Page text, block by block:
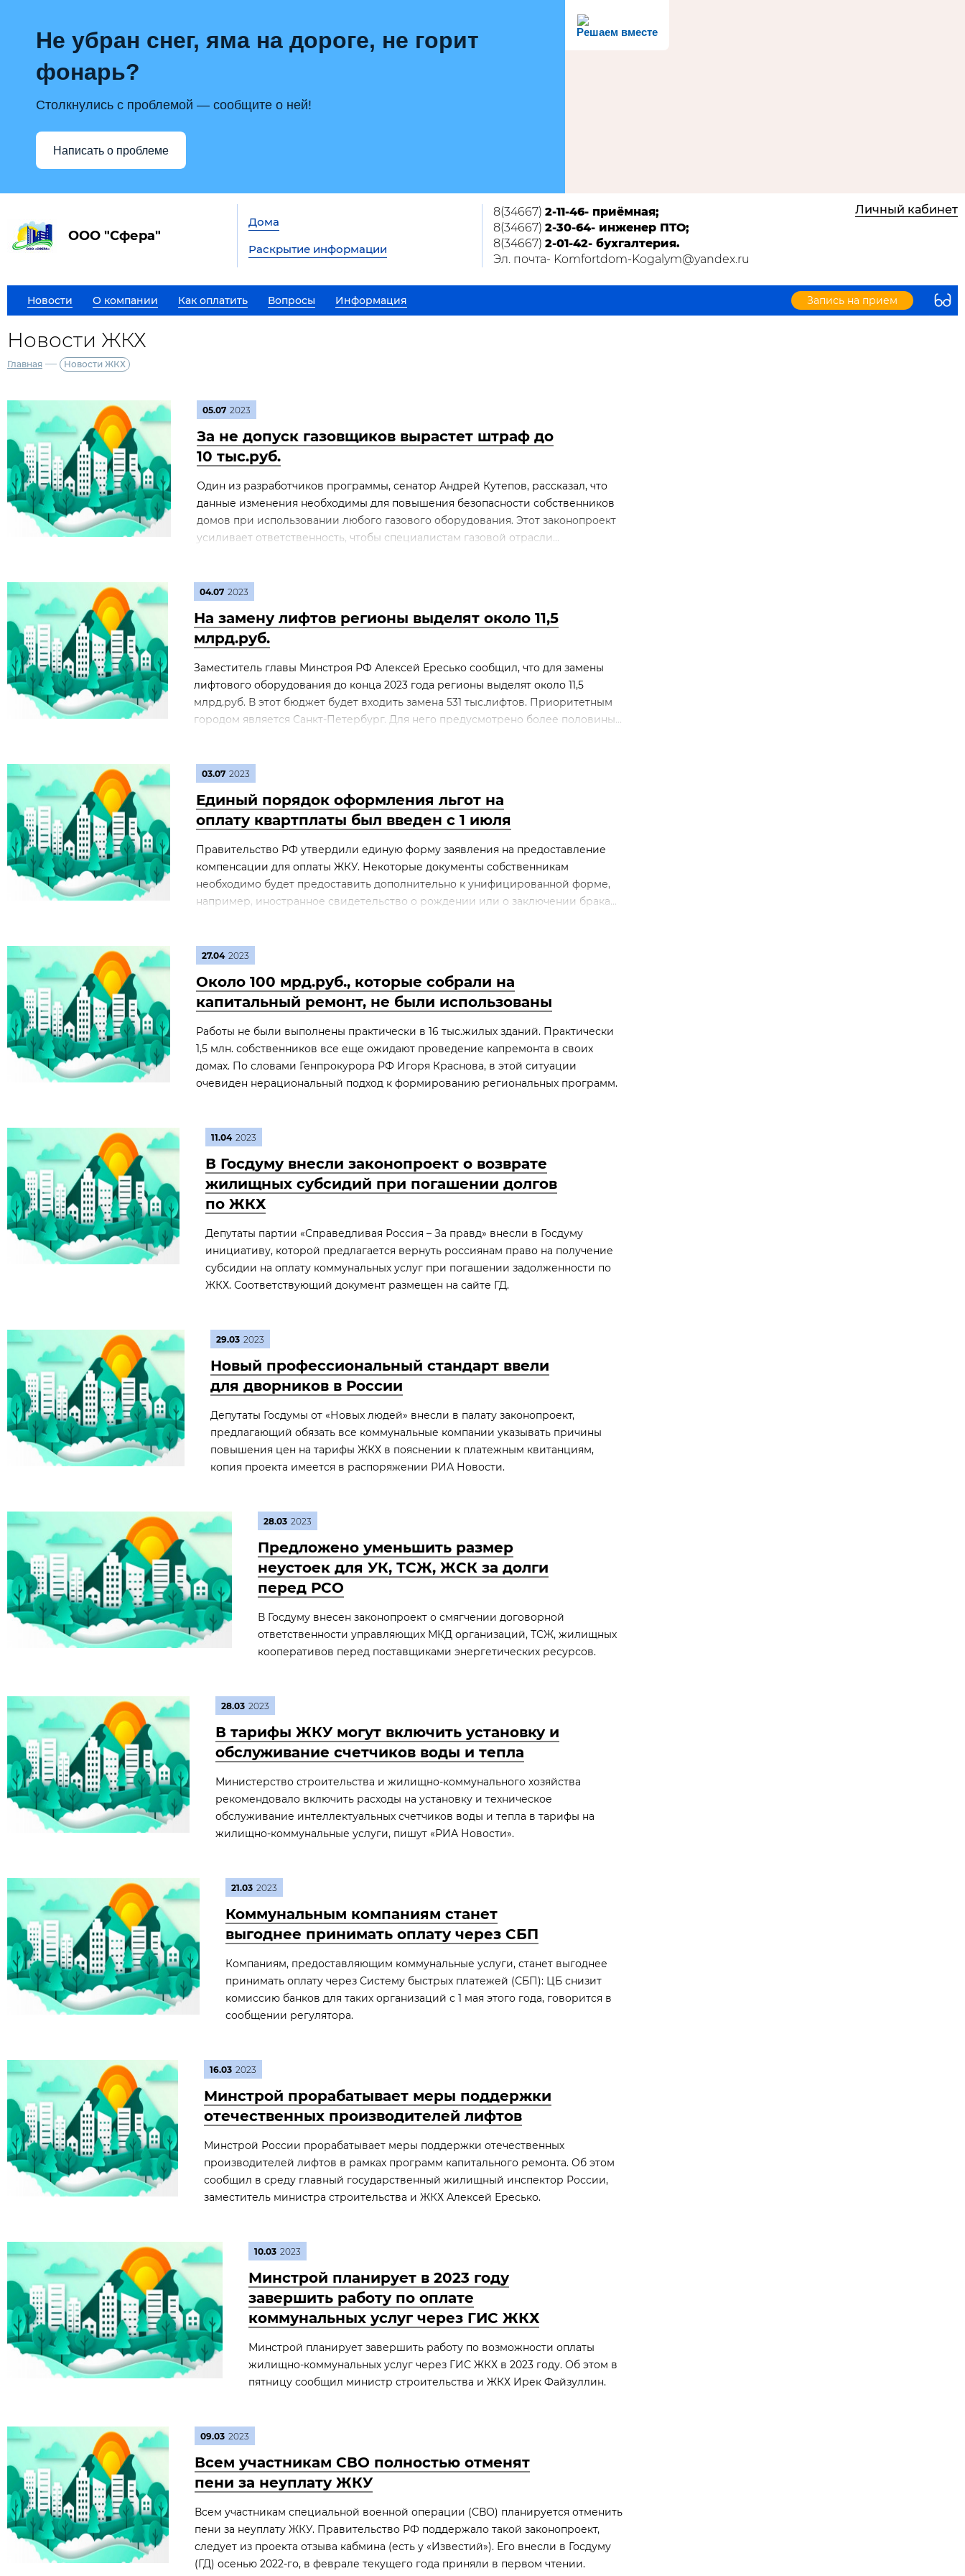
Решаем вместе
Не убран снег, яма на дороге, не горит
фонарь?
Столкнулись с проблемой — сообщите о ней!
Написать о проблеме
ООО "Сфера"
Дома
Раскрытие информации
8(34667) 2-11-46- приёмная;
8(34667) 2-30-64- инженер ПТО;
8(34667) 2-01-42- бухгалтерия.
Эл. почта- Komfortdom-Kogalym@yandex.ru
Личный кабинет
Новости О компании Как оплатить Вопросы Информация Запись на прием
Новости ЖКХ
Главная — Новости ЖКХ
05.07 2023
За не допуск газовщиков вырастет штраф до
10 тыс.руб.
Один из разработчиков программы, сенатор Андрей Кутепов, рассказал, что
данные изменения необходимы для повышения безопасности собственников
домов при использовании любого газового оборудования. Этот законопроект
усиливает ответственность, чтобы специалистам газовой отрасли...
04.07 2023
На замену лифтов регионы выделят около 11,5
млрд.руб.
Заместитель главы Минстроя РФ Алексей Ересько сообщил, что для замены
лифтового оборудования до конца 2023 года регионы выделят около 11,5
млрд.руб. В этот бюджет будет входить замена 531 тыс.лифтов. Приоритетным
городом является Санкт-Петербург. Для него предусмотрено более половины...
03.07 2023
Единый порядок оформления льгот на
оплату квартплаты был введен с 1 июля
Правительство РФ утвердили единую форму заявления на предоставление
компенсации для оплаты ЖКУ. Некоторые документы собственникам
необходимо будет предоставить дополнительно к унифицированной форме,
например, иностранное свидетельство о рождении или о заключении брака...
27.04 2023
Около 100 мрд.руб., которые собрали на
капитальный ремонт, не были использованы
Работы не были выполнены практически в 16 тыс.жилых зданий. Практически
1,5 млн. собственников все еще ожидают проведение капремонта в своих
домах. По словами Генпрокурора РФ Игоря Краснова, в этой ситуации
очевиден нерациональный подход к формированию региональных программ.
11.04 2023
В Госдуму внесли законопроект о возврате
жилищных субсидий при погашении долгов
по ЖКХ
Депутаты партии «Справедливая Россия – За правд» внесли в Госдуму
инициативу, которой предлагается вернуть россиянам право на получение
субсидии на оплату коммунальных услуг при погашении задолженности по
ЖКХ. Соответствующий документ размещен на сайте ГД.
29.03 2023
Новый профессиональный стандарт ввели
для дворников в России
Депутаты Госдумы от «Новых людей» внесли в палату законопроект,
предлагающий обязать все коммунальные компании указывать причины
повышения цен на тарифы ЖКХ в пояснении к платежным квитанциям,
копия проекта имеется в распоряжении РИА Новости.
28.03 2023
Предложено уменьшить размер
неустоек для УК, ТСЖ, ЖСК за долги
перед РСО
В Госдуму внесен законопроект о смягчении договорной
ответственности управляющих МКД организаций, ТСЖ, жилищных
кооперативов перед поставщиками энергетических ресурсов.
28.03 2023
В тарифы ЖКУ могут включить установку и
обслуживание счетчиков воды и тепла
Министерство строительства и жилищно-коммунального хозяйства
рекомендовало включить расходы на установку и техническое
обслуживание интеллектуальных счетчиков воды и тепла в тарифы на
жилищно-коммунальные услуги, пишут «РИА Новости».
21.03 2023
Коммунальным компаниям станет
выгоднее принимать оплату через СБП
Компаниям, предоставляющим коммунальные услуги, станет выгоднее
принимать оплату через Систему быстрых платежей (СБП): ЦБ снизит
комиссию банков для таких организаций с 1 мая этого года, говорится в
сообщении регулятора.
16.03 2023
Минстрой прорабатывает меры поддержки
отечественных производителей лифтов
Минстрой России прорабатывает меры поддержки отечественных
производителей лифтов в рамках программ капитального ремонта. Об этом
сообщил в среду главный государственный жилищный инспектор России,
заместитель министра строительства и ЖКХ Алексей Ересько.
10.03 2023
Минстрой планирует в 2023 году
завершить работу по оплате
коммунальных услуг через ГИС ЖКХ
Минстрой планирует завершить работу по возможности оплаты
жилищно-коммунальных услуг через ГИС ЖКХ в 2023 году. Об этом в
пятницу сообщил министр строительства и ЖКХ Ирек Файзуллин.
09.03 2023
Всем участникам СВО полностью отменят
пени за неуплату ЖКУ
Всем участникам специальной военной операции (СВО) планируется отменить
пени за неуплату ЖКУ. Правительство РФ поддержало такой законопроект,
следует из проекта отзыва кабмина (есть у «Известий»). Его внесли в Госдуму
(ГД) осенью 2022-го, в феврале текущего года приняли в первом чтении.